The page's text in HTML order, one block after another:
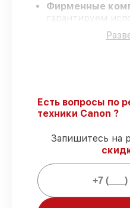
Фирменные
гарантируем
подлинных
Опытные
официальная
починки.
Что гарантирует
обслуживании:
80% работ
Есть вопросы по
техники Canon ?
Запишитесь на